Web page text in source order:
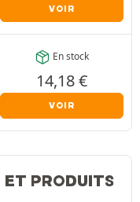
VOIR
En stock
14,18€
VOIR
ET PRODUITS